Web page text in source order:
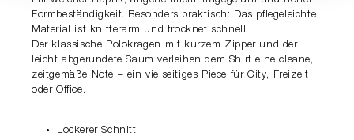
Formbeständigkeit. Besonders praktisch: Das pflegeleichte
Material ist knitterarm und trocknet schnell.
Der klassische Polokragen mit kurzem Zipper und der
leicht abgerundete Saum verleihen dem Shirt eine cleane,
zeitgemäße Note – ein vielseitiges Piece für City, Freizeit
oder Office.
Lockerer Schnitt